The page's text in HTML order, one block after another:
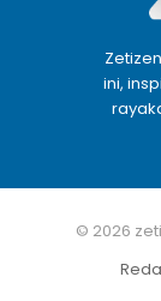
ini,
© 2026